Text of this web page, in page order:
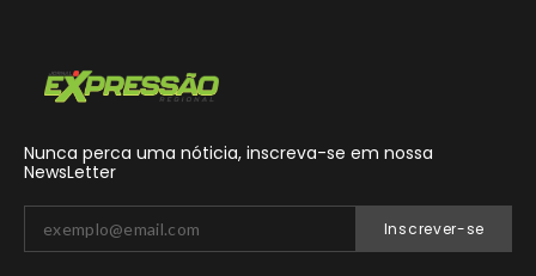
Nunca perca uma nóticia, inscreva-se em nossa
NewsLetter
Inscrever-se